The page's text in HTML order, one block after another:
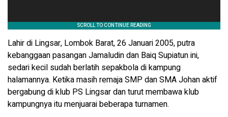
Lahir di Lingsar, Lombok Barat, 26 Januari 2005, putra
kebanggaan pasangan Jamaludin dan Baiq Supiatun ini,
sedari kecil sudah berlatih sepakbola di kampung
halamannya. Ketika masih remaja SMP dan SMA Johan aktif
bergabung di klub PS Lingsar dan turut membawa klub
kampungnya itu menjuarai beberapa turnamen.